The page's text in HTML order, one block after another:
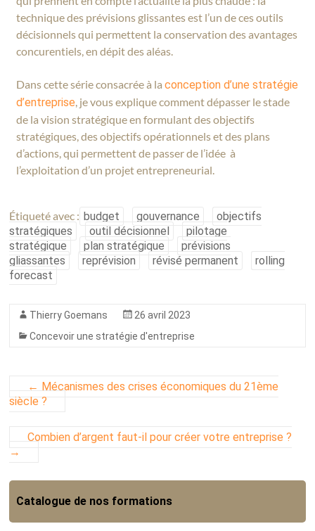
technique des prévisions glissantes est l’un de ces outils
décisionnels qui permettent la conservation des avantages
concurentiels, en dépit des aléas.
Dans cette série consacrée à laconception d’une stratégie
d’entreprise , je vous explique comment dépasser le stade
de la vision stratégique en formulant des objectifs
stratégiques, des objectifs opérationnels et des plans
d’actions, qui permettent de passer de l’idée à
l’exploitation d’un projet entrepreneurial.
Étiqueté avec : budget gouvernance
objectifs
stratégiques
outil décisionnel
pilotage
stratégique
plan stratégique
prévisions
gliassantes
reprévision révisé permanent
rolling
forecast
Thierry Goemans
26 avril 2023
Concevoir une stratégie d'entreprise
← Mécanismes des crises économiques du 21ème
siècle ?
Combien d’argent faut-il pour créer votre entreprise ?
→
Catalogue de nos formations